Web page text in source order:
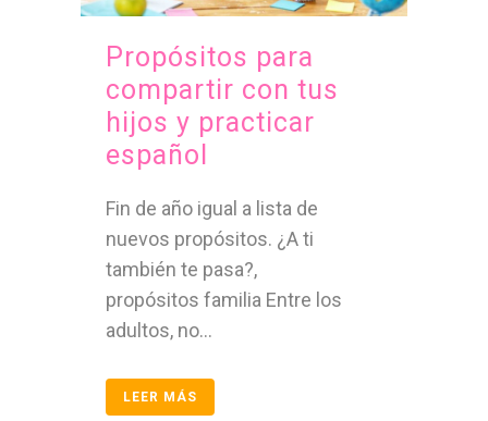
Propósitos para
compartir con tus
hijos y practicar
español
Fin de año igual a lista de
nuevos propósitos. ¿A ti
también te pasa?,
propósitos familia Entre los
adultos, no...
LEER MÁS